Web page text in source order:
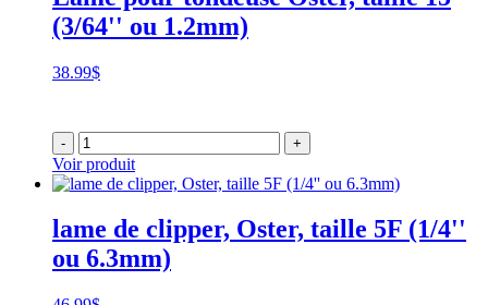
(3/64'' ou 1.2mm)
38.99$
- +
Voir produit
lame de clipper, Oster, taille 5F (1/4''
ou 6.3mm)